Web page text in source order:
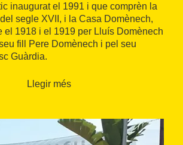
inaugurat el 1991 i que comprèn la
segle XVII, i la Casa Domènech,
el 1918 i el 1919 per Lluís Domènech
fill Pere Domènech i pel seu
Guàrdia.
Llegir més